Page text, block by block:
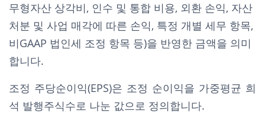
무형자산 상각비, 인수 및 통합 비용, 외환 손익, 자산
처분 및 사업 매각에 따른 손익, 특정 개별 세무 항목,
비GAAP 법인세 조정 항목 등)을 반영한 금액을 의미
합니다.
조정 주당순이익(EPS)은 조정 순이익을 가중평균 희
석 발행주식수로 나눈 값으로 정의합니다.